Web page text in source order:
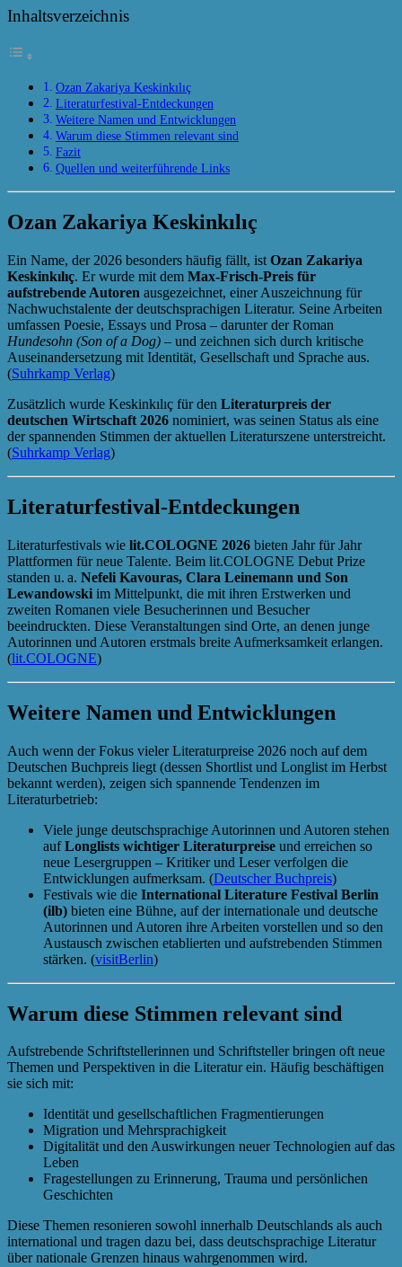
Inhaltsverzeichnis
Ozan Zakariya Keskinkılıç
Literaturfestival‑Entdeckungen
Weitere Namen und Entwicklungen
Warum diese Stimmen relevant sind
Fazit
Quellen und weiterführende Links
Ozan Zakariya Keskinkılıç
Ein Name, der 2026 besonders häufig fällt, ist Ozan Zakariya
Keskinkılıç. Er wurde mit dem Max‑Frisch‑Preis für
aufstrebende Autoren ausgezeichnet, einer Auszeichnung für
Nachwuchstalente der deutschsprachigen Literatur. Seine Arbeiten
umfassen Poesie, Essays und Prosa – darunter der Roman
Hundesohn (Son of a Dog) – und zeichnen sich durch kritische
Auseinandersetzung mit Identität, Gesellschaft und Sprache aus.
(Suhrkamp Verlag)
Zusätzlich wurde Keskinkılıç für den Literaturpreis der
deutschen Wirtschaft 2026 nominiert, was seinen Status als eine
der spannenden Stimmen der aktuellen Literaturszene unterstreicht.
(Suhrkamp Verlag)
Literaturfestival‑Entdeckungen
Literaturfestivals wie lit.COLOGNE 2026 bieten Jahr für Jahr
Plattformen für neue Talente. Beim lit.COLOGNE Debut Prize
standen u. a. Nefeli Kavouras, Clara Leinemann und Son
Lewandowski im Mittelpunkt, die mit ihren Erstwerken und
zweiten Romanen viele Besucherinnen und Besucher
beeindruckten. Diese Veranstaltungen sind Orte, an denen junge
Autorinnen und Autoren erstmals breite Aufmerksamkeit erlangen.
(lit.COLOGNE)
Weitere Namen und Entwicklungen
Auch wenn der Fokus vieler Literaturpreise 2026 noch auf dem
Deutschen Buchpreis liegt (dessen Shortlist und Longlist im Herbst
bekannt werden), zeigen sich spannende Tendenzen im
Literaturbetrieb:
Viele junge deutschsprachige Autorinnen und Autoren stehen
aufLonglists wichtiger Literaturpreise und erreichen so
neue Lesergruppen – Kritiker und Leser verfolgen die
Entwicklungen aufmerksam. (Deutscher Buchpreis)
Festivals wie die International Literature Festival Berlin
(ilb) bieten eine Bühne, auf der internationale und deutsche
Autorinnen und Autoren ihre Arbeiten vorstellen und so den
Austausch zwischen etablierten und aufstrebenden Stimmen
stärken. (visitBerlin)
Warum diese Stimmen relevant sind
Aufstrebende Schriftstellerinnen und Schriftsteller bringen oft neue
Themen und Perspektiven in die Literatur ein. Häufig beschäftigen
sie sich mit:
Identität und gesellschaftlichen Fragmentierungen
Migration und Mehrsprachigkeit
Digitalität und den Auswirkungen neuer Technologien auf das
Leben
Fragestellungen zu Erinnerung, Trauma und persönlichen
Geschichten
Diese Themen resonieren sowohl innerhalb Deutschlands als auch
international und tragen dazu bei, dass deutschsprachige Literatur
über nationale Grenzen hinaus wahrgenommen wird.